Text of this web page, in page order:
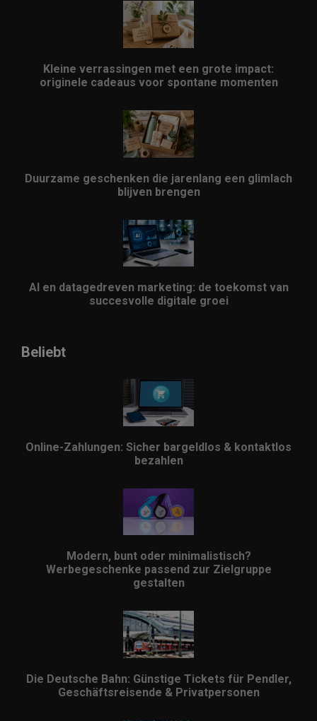
Kleine verrassingen met een grote impact:
originele cadeaus voor spontane momenten
Duurzame geschenken die jarenlang een glimlach
blijven brengen
AI en datagedreven marketing: de toekomst van
succesvolle digitale groei
Beliebt
Online-Zahlungen: Sicher bargeldlos & kontaktlos
bezahlen
Modern, bunt oder minimalistisch?
Werbegeschenke passend zur Zielgruppe
gestalten
Die Deutsche Bahn: Günstige Tickets für Pendler,
Geschäftsreisende & Privatpersonen